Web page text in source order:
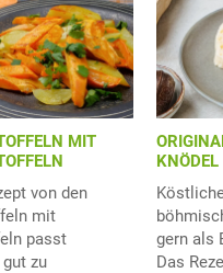
MIT
von den
mit
passt
zu
KNÖDEL
gern als
Das